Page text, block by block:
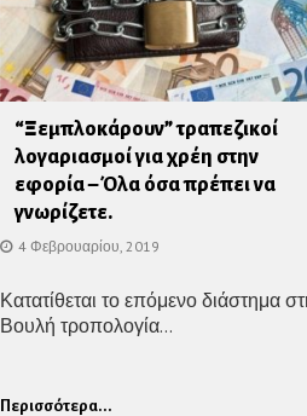
“Ξεμπλοκάρουν” τραπεζικοί
λογαριασμοί για χρέη στην
εφορία – Όλα όσα πρέπει να
γνωρίζετε.
4 Φεβρουαρίου, 2019
Κατατίθεται το επόμενο διάστημα
Βουλή τροπολογία...
Περισσότερα...